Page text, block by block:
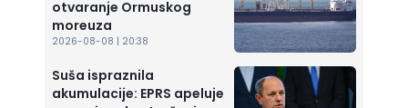
otvaranje Ormuskog
moreuza
2026-08-08 | 20:38
Suša ispraznila
akumulacije: EPRS apeluje